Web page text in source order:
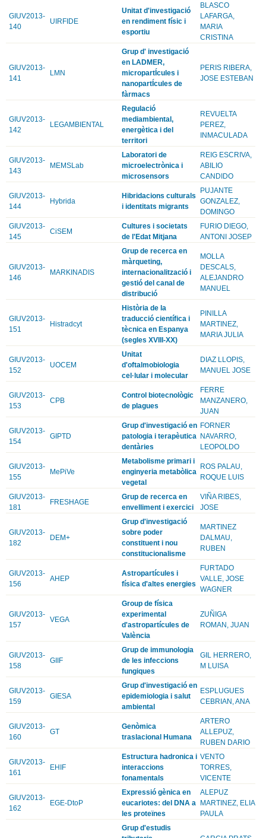
GIUV2013-
140
UIRFIDE
Unitat d'investigació
en rendiment físic i
esportiu
BLASCO
LAFARGA,
MARIA
CRISTINA
GIUV2013-
141
LMN
Grup d' investigació
en LADMER,
micropartÍcules i
nanopartÍcules de
fàrmacs
PERIS RIBERA,
JOSE ESTEBAN
GIUV2013-
142
LEGAMBIENTAL
Regulació
mediambiental,
energètica i del
territori
REVUELTA
PEREZ,
INMACULADA
GIUV2013-
143
MEMSLab
Laboratori de
microelectrònica i
microsensors
REIG ESCRIVA,
ABILIO
CANDIDO
GIUV2013-
144
Hybrida
Hibridacions culturals
i identitats migrants
PUJANTE
GONZALEZ,
DOMINGO
GIUV2013-
145
CiSEM
Cultures i societats
de l'Edat Mitjana
FURIO DIEGO,
ANTONI JOSEP
GIUV2013-
146
MARKINADIS
Grup de recerca en
màrqueting,
internacionalització i
gestió del canal de
distribució
MOLLA
DESCALS,
ALEJANDRO
MANUEL
GIUV2013-
151
Histradcyt
Història de la
traducció científica i
tècnica en Espanya
(segles XVIII-XX)
PINILLA
MARTINEZ,
MARIA JULIA
GIUV2013-
152
UOCEM
Unitat
d'oftalmobiologia
cel·lular i molecular
DIAZ LLOPIS,
MANUEL JOSE
GIUV2013-
153
CPB
Control biotecnològic
de plagues
FERRE
MANZANERO,
JUAN
GIUV2013-
154
GIPTD
Grup d'investigació en
patologia i terapèutica
dentàries
FORNER
NAVARRO,
LEOPOLDO
GIUV2013-
155
MePiVe
Metabolisme primari i
enginyeria metabòlica
vegetal
ROS PALAU,
ROQUE LUIS
GIUV2013-
181
FRESHAGE
Grup de recerca en
envelliment i exercici
VIÑA RIBES,
JOSE
GIUV2013-
182
DEM+
Grup d'investigació
sobre poder
constituent i nou
constitucionalisme
MARTINEZ
DALMAU,
RUBEN
GIUV2013-
156
AHEP
Astropartícules i
física d'altes energies
FURTADO
VALLE, JOSE
WAGNER
GIUV2013-
157
VEGA
Group de física
experimental
d'astropartícules de
València
ZUÑIGA
ROMAN, JUAN
GIUV2013-
158
GIIF
Grup de immunologia
de les infeccions
fungiques
GIL HERRERO,
M LUISA
GIUV2013-
159
GIESA
Grup d'investigació en
epidemiologia i salut
ambiental
ESPLUGUES
CEBRIAN, ANA
GIUV2013-
160
GT
Genòmica
traslacional Humana
ARTERO
ALLEPUZ,
RUBEN DARIO
GIUV2013-
161
EHIF
Estructura hadronica i
interaccions
fonamentals
VENTO
TORRES,
VICENTE
GIUV2013-
162
EGE-DtoP
Expressió gènica en
eucariotes: del DNA a
les proteïnes
ALEPUZ
MARTINEZ, ELIA
PAULA
Grup d'estudis